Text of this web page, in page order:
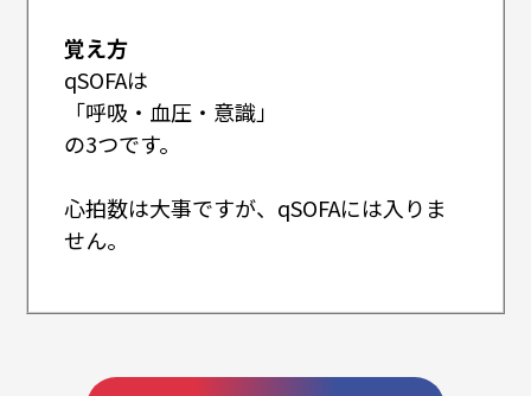
覚え方
qSOFAは
「呼吸・血圧・意識」
の3つです。
心拍数は大事ですが、qSOFAには入りま
せん。